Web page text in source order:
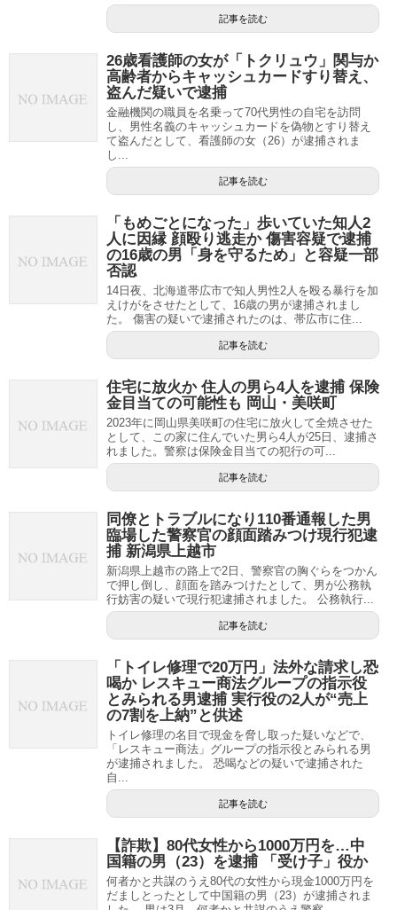
記事を読む
26歳看護師の女が「トクリュウ」関与か
高齢者からキャッシュカードすり替え、
盗んだ疑いで逮捕
金融機関の職員を名乗って70代男性の自宅を訪問
し、男性名義のキャッシュカードを偽物とすり替え
て盗んだとして、看護師の女（26）が逮捕されま
し...
記事を読む
「もめごとになった」歩いていた知人2
人に因縁 顔殴り逃走か 傷害容疑で逮捕
の16歳の男「身を守るため」と容疑一部
否認
14日夜、北海道帯広市で知人男性2人を殴る暴行を加
えけがをさせたとして、16歳の男が逮捕されまし
た。 傷害の疑いで逮捕されたのは、帯広市に住...
記事を読む
住宅に放火か 住人の男ら4人を逮捕 保険
金目当ての可能性も 岡山・美咲町
2023年に岡山県美咲町の住宅に放火して全焼させた
として、この家に住んでいた男ら4人が25日、逮捕さ
れました。警察は保険金目当ての犯行の可...
記事を読む
同僚とトラブルになり110番通報した男
臨場した警察官の顔面踏みつけ現行犯逮
捕 新潟県上越市
新潟県上越市の路上で2日、警察官の胸ぐらをつかん
で押し倒し、顔面を踏みつけたとして、男が公務執
行妨害の疑いで現行犯逮捕されました。 公務執行...
記事を読む
「トイレ修理で20万円」法外な請求し恐
喝か レスキュー商法グループの指示役
とみられる男逮捕 実行役の2人が“売上
の7割を上納”と供述
トイレ修理の名目で現金を脅し取った疑いなどで、
「レスキュー商法」グループの指示役とみられる男
が逮捕されました。 恐喝などの疑いで逮捕された
自...
記事を読む
【詐欺】80代女性から1000万円を…中
国籍の男（23）を逮捕 「受け子」役か
何者かと共謀のうえ80代の女性から現金1000万円を
だましとったとして中国籍の男（23）が逮捕されま